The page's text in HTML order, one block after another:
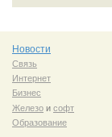
Новости
Связь
Интернет
Бизнес
Железоисофт
Образование